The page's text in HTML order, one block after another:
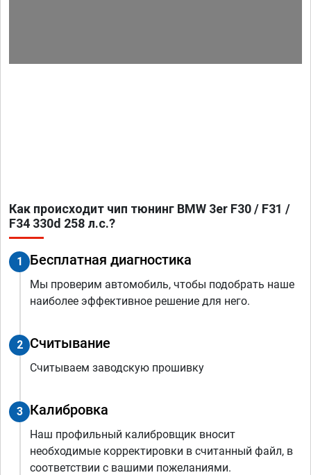
Как происходит чип тюнинг BMW 3er F30 / F31 /
F34 330d 258 л.с.?
1 Бесплатная диагностика
Мы проверим автомобиль, чтобы подобрать наше
наиболее эффективное решение для него.
2 Считывание
Считываем заводскую прошивку
3 Калибровка
Наш профильный калибровщик вносит
необходимые корректировки в считанный файл, в
соответствии с вашими пожеланиями.